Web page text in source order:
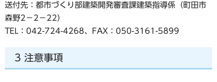
送付先：都市づくり部建築開発審査課建築指導係（町田市
森野2－2－22）
TEL：042-724-4268、FAX：050-3161-5899
3 注意事項